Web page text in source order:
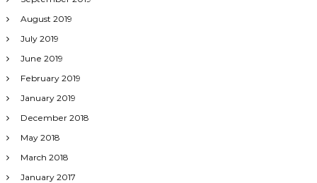
August 2019
July 2019
June 2019
February 2019
January 2019
December 2018
May 2018
March 2018
January 2017